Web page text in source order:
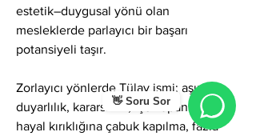
👋 Soru Sor
estetik–duygusal yönü olan
mesleklerde parlayıcı bir başarı
potansiyeli taşır.
Zorlayıcı yönlerde Tülay ismi; aşırı
duyarlılık, kararsızlık, içe kapanma,
hayal kırıklığına çabuk kapılma, fazla